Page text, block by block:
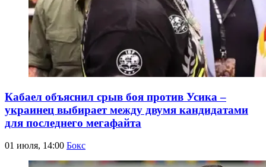
Кабаел объяснил срыв боя против Усика –
украинец выбирает между двумя кандидатами
для последнего мегафайта
01 июля, 14:00 Бокс